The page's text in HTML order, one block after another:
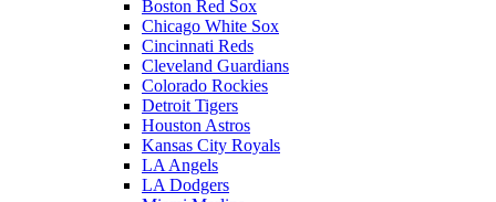
Boston Red Sox
Chicago White Sox
Cincinnati Reds
Cleveland Guardians
Colorado Rockies
Detroit Tigers
Houston Astros
Kansas City Royals
LA Angels
LA Dodgers